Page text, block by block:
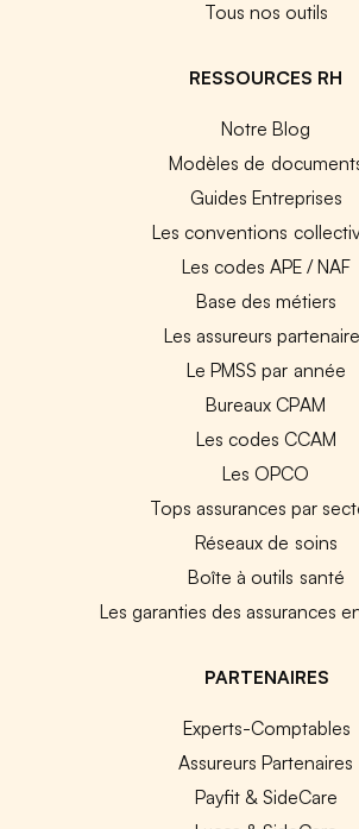
Tous nos outils
RESSOURCES RH
Notre Blog
Modèles de
Guides Entreprises
Les conventions
Les codes APE / NAF
Base des métiers
Les assureurs
Le PMSS par année
Bureaux CPAM
Les codes CCAM
Les OPCO
Tops assurances par
Réseaux de soins
Boîte à outils santé
Les garanties des assurances
PARTENAIRES
Experts-Comptables
Assureurs Partenaires
Payfit & SideCare